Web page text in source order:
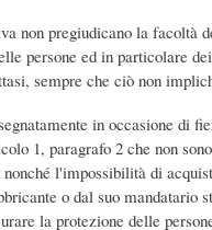
non pregiudicano la
persone ed in particolare
sempre che ciò non
in occasione di
1, paragrafo 2 che non
l'impossibilità di
o dal suo
la protezione delle